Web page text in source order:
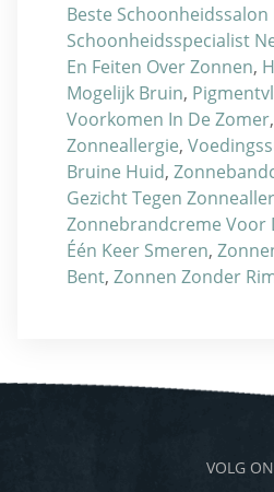
Beste
Schoonheidsspecialist
En Feiten Over Zonnen,
Mogelijk Bruin,
Voorkomen In De Zomer,
Zonneallergie,
Bruine Huid,
Gezicht Tegen
Zonnebrandcreme Voor
Één Keer Smeren,
Bent, Zonnen Zonder
VOLG